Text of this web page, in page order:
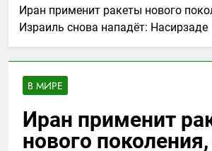
Иран применит ракеты нового
Израиль снова нападёт: Насирзаде
В МИРЕ
Иран применит
нового